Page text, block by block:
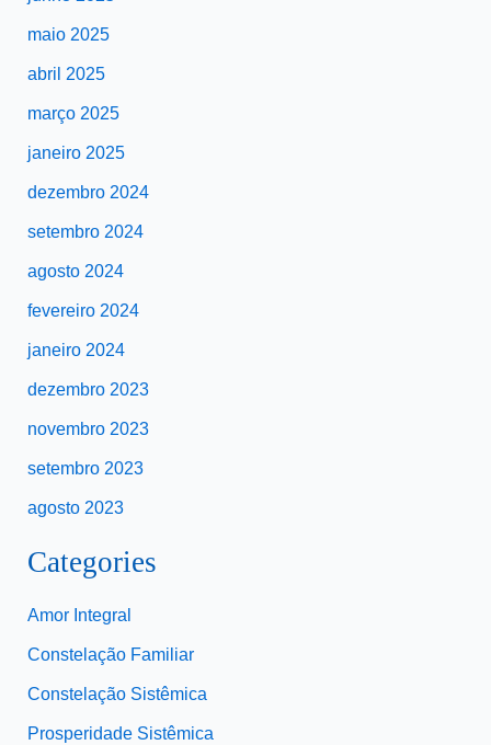
maio 2025
abril 2025
março 2025
janeiro 2025
dezembro 2024
setembro 2024
agosto 2024
fevereiro 2024
janeiro 2024
dezembro 2023
novembro 2023
setembro 2023
agosto 2023
Categories
Amor Integral
Constelação Familiar
Constelação Sistêmica
Prosperidade Sistêmica